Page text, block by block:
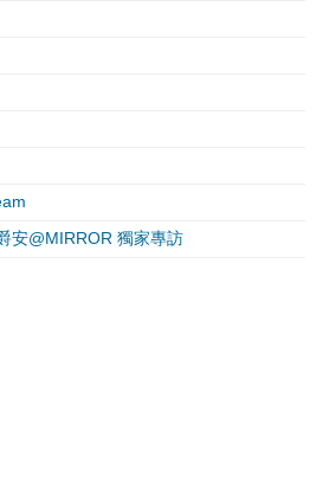
安@MIRROR 獨家專訪